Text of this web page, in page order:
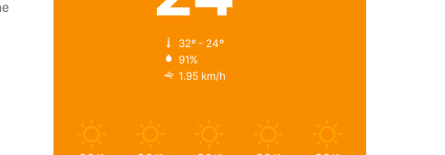
32º - 24º
91%
1.95 km/h